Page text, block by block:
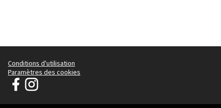
Conditions d'utilisation
Paramètres des cookies
Parlons Ensemble de Cachan sur Facebook
Parlons Ensemble de Cachan sur Instagram